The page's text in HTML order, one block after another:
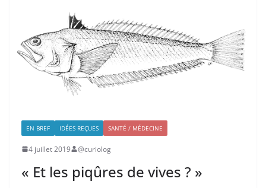
EN BREF IDÉES REÇUES SANTÉ / MÉDECINE
4 juillet 2019 @curiolog
« Et les piqûres de vives ? »